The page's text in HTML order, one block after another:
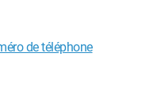
de téléphone